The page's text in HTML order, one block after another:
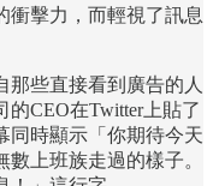
衝擊力，而輕視了訊息
那些直接看到廣告的人
CEO在Twitter上貼了
同時顯示「你期待今天
上班族走過的樣子。